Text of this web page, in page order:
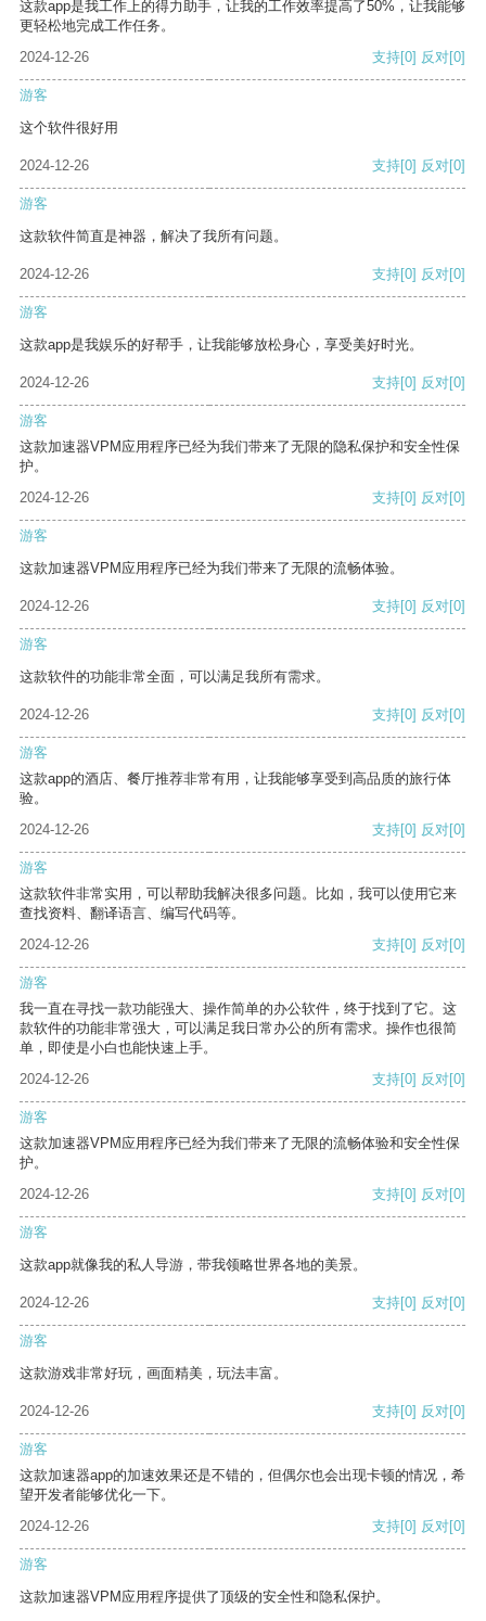
这款app是我工作上的得力助手，让我的工作效率提高了50%，让我能够
更轻松地完成工作任务。
2024-12-26
支持[0] 反对[0]
游客
这个软件很好用
2024-12-26 支持[0] 反对[0]
游客
这款软件简直是神器，解决了我所有问题。
2024-12-26 支持[0] 反对[0]
游客
这款app是我娱乐的好帮手，让我能够放松身心，享受美好时光。
2024-12-26 支持[0] 反对[0]
游客
这款加速器VPM应用程序已经为我们带来了无限的隐私保护和安全性保
护。
2024-12-26
支持[0] 反对[0]
游客
这款加速器VPM应用程序已经为我们带来了无限的流畅体验。
2024-12-26 支持[0] 反对[0]
游客
这款软件的功能非常全面，可以满足我所有需求。
2024-12-26 支持[0] 反对[0]
游客
这款app的酒店、餐厅推荐非常有用，让我能够享受到高品质的旅行体
验。
2024-12-26
支持[0] 反对[0]
游客
这款软件非常实用，可以帮助我解决很多问题。比如，我可以使用它来
查找资料、翻译语言、编写代码等。
2024-12-26
支持[0] 反对[0]
游客
我一直在寻找一款功能强大、操作简单的办公软件，终于找到了它。这
款软件的功能非常强大，可以满足我日常办公的所有需求。操作也很简
单，即使是小白也能快速上手。
2024-12-26
支持[0] 反对[0]
游客
这款加速器VPM应用程序已经为我们带来了无限的流畅体验和安全性保
护。
2024-12-26
支持[0] 反对[0]
游客
这款app就像我的私人导游，带我领略世界各地的美景。
2024-12-26 支持[0] 反对[0]
游客
这款游戏非常好玩，画面精美，玩法丰富。
2024-12-26 支持[0] 反对[0]
游客
这款加速器app的加速效果还是不错的，但偶尔也会出现卡顿的情况，希
望开发者能够优化一下。
2024-12-26
支持[0] 反对[0]
游客
这款加速器VPM应用程序提供了顶级的安全性和隐私保护。